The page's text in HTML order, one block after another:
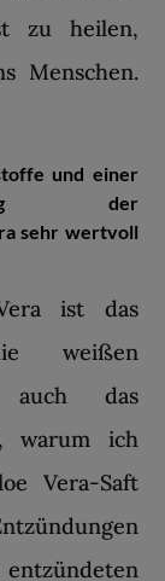
zu heilen,
Menschen.
und einer
der
sehr wertvoll
ist das
weißen
auch das
warum ich
Vera-Saft